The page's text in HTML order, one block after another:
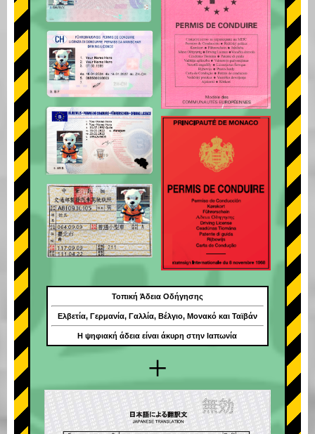
+
Τοπική Άδεια Οδήγησης
Ελβετία, Γερμανία, Γαλλία, Βέλγιο, Μονακό και Ταϊβάν
Η ψηφιακή άδεια είναι άκυρη στην Ιαπωνία